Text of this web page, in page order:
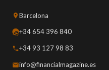
Barcelona
+34 654 396 840
+34 93 127 98 83
info@financialmagazine.es